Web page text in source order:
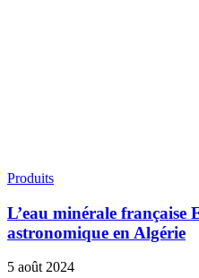
Produits
L’eau minérale française
astronomique en Algérie
5 août 2024